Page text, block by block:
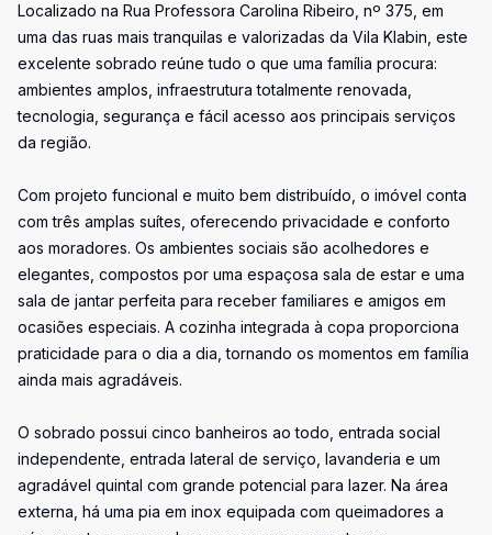
Localizado na Rua Professora Carolina Ribeiro, nº 375, em
uma das ruas mais tranquilas e valorizadas da Vila Klabin, este
excelente sobrado reúne tudo o que uma família procura:
ambientes amplos, infraestrutura totalmente renovada,
tecnologia, segurança e fácil acesso aos principais serviços
da região.
Com projeto funcional e muito bem distribuído, o imóvel conta
com três amplas suítes, oferecendo privacidade e conforto
aos moradores. Os ambientes sociais são acolhedores e
elegantes, compostos por uma espaçosa sala de estar e uma
sala de jantar perfeita para receber familiares e amigos em
ocasiões especiais. A cozinha integrada à copa proporciona
praticidade para o dia a dia, tornando os momentos em família
ainda mais agradáveis.
O sobrado possui cinco banheiros ao todo, entrada social
independente, entrada lateral de serviço, lavanderia e um
agradável quintal com grande potencial para lazer. Na área
externa, há uma pia em inox equipada com queimadores a